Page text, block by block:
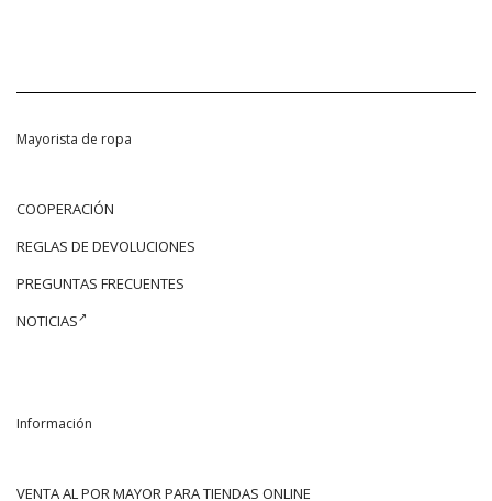
Mayorista de ropa
COOPERACIÓN
REGLAS DE DEVOLUCIONES
PREGUNTAS FRECUENTES
NOTICIAS
Información
VENTA AL POR MAYOR PARA TIENDAS ONLINE